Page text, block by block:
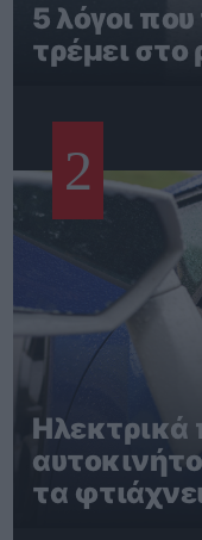
5 λόγοι
τρέμει στο
2
τα